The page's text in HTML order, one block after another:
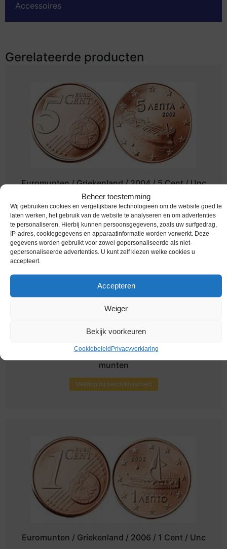
Beheer toestemming
Wij gebruiken cookies en vergelijkbare technologieën om de website goed te
laten werken, het gebruik van de website te analyseren en om advertenties
te personaliseren. Hierbij kunnen persoonsgegevens, zoals uw surfgedrag,
IP-adres, cookiegegevens en apparaatinformatie worden verwerkt. Deze
gegevens worden gebruikt voor zowel gepersonaliseerde als niet-
gepersonaliseerde advertenties. U kunt zelf kiezen welke cookies u
accepteert.
Accepteren
Weiger
Bekijk voorkeuren
CookiebeleidPrivacyverklaring
Accessoires
Gerelateerde producten
Euromunten / Griekenland / 2004 / 5 Cent / Unc
€ 3,95
Euromunten / Griekenland / 2003 / Unc / alle 8
munten
Melding bij beschikbaarheid
Euromunten / Griekenland / 2006 / 1 Cent / Unc